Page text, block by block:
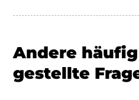
Andere häufig
gestellte